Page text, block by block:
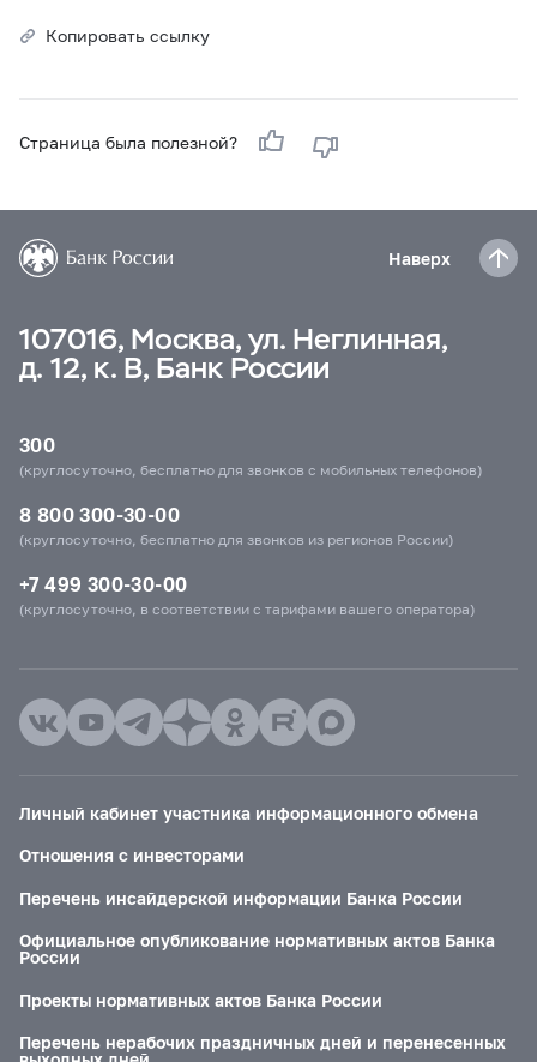
Копировать ссылку
Страница была полезной?
Наверх
107016, Москва, ул. Неглинная,
д. 12, к. В, Банк России
300
(круглосуточно, бесплатно для звонков с мобильных телефонов)
8 800 300-30-00
(круглосуточно, бесплатно для звонков из регионов России)
+7 499 300-30-00
(круглосуточно, в соответствии с тарифами вашего оператора)
Личный кабинет участника информационного обмена
Отношения с инвесторами
Перечень инсайдерской информации Банка России
Официальное опубликование нормативных актов Банка
России
Проекты нормативных актов Банка России
Перечень нерабочих праздничных дней и перенесенных